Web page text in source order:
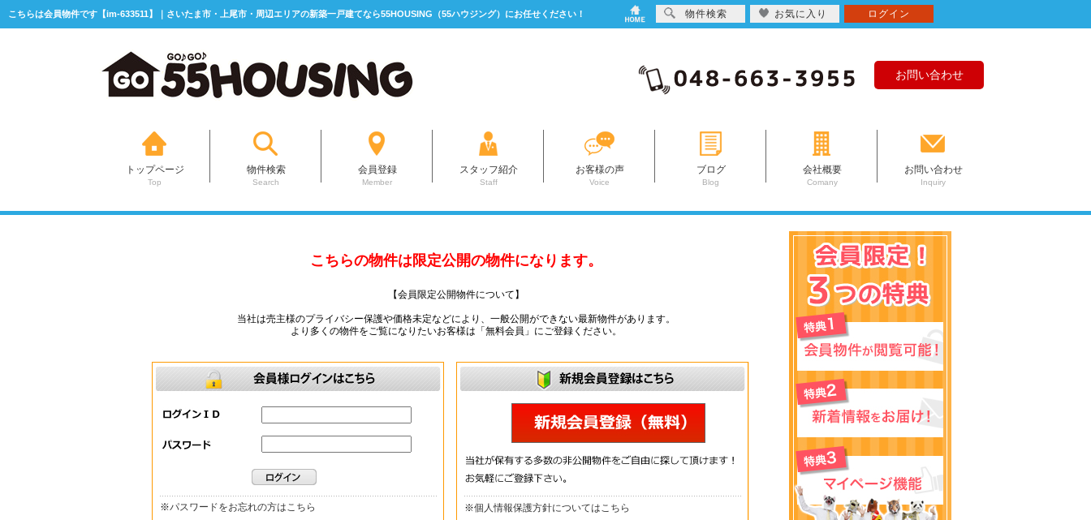
こちらは会員物件です【im-633511】｜さいたま市・上尾市・周辺エリアの新築一戸建てなら55HOUSING（55ハウジング）にお任せください！
お問い合わせ
トップページ
Top
物件検索
Search
会員登録
Member
スタッフ紹介
Staff
お客様の声
Voice
ブログ
Blog
会社概要
Comany
お問い合わせ
Inquiry
こちらの物件は限定公開の物件になります。
【会員限定公開物件について】
当社は売主様のプライバシー保護や価格未定などにより、一般公開ができない最新物件があります。
より多くの物件をご覧になりたいお客様は「無料会員」にご登録ください。
※パスワードをお忘れの方はこちら ※個人情報保護方針についてはこちら
物件検索 お気に入り ログイン